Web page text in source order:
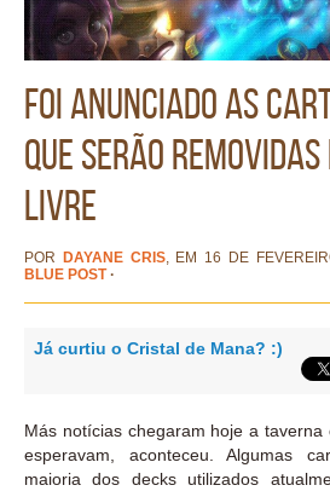
Foi anunciado as
que serão removidas
livre
POR DAYANE CRIS, EM 16 DE
BLUE POST·
Já curtiu o Cristal de Mana? :)
Más notícias chegaram hoje a taverna
esperavam, aconteceu. Algumas
maioria dos decks utilizados